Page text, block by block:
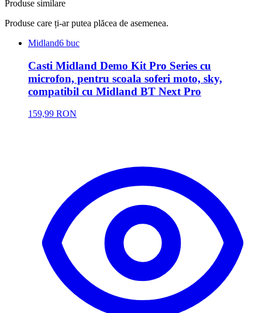
Produse similare
Produse care ți-ar putea plăcea de asemenea.
Midland6 buc
Casti Midland Demo Kit Pro Series cu
microfon, pentru scoala soferi moto, sky,
compatibil cu Midland BT Next Pro
159,99 RON